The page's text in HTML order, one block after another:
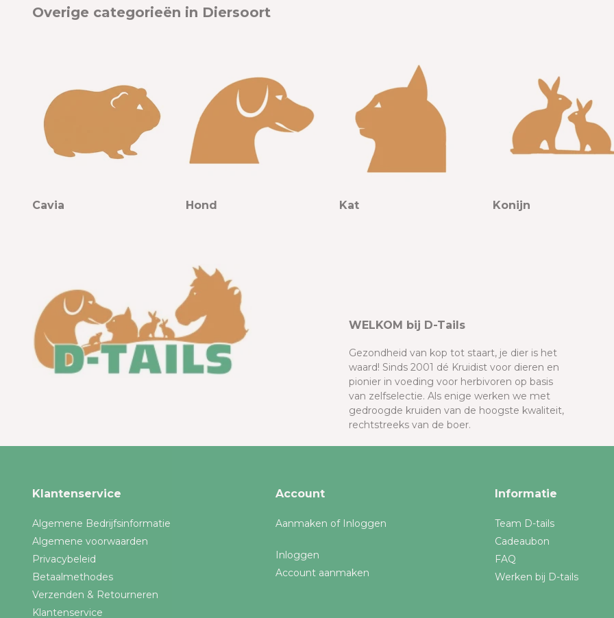
Overige categorieën in Diersoort
Cavia Hond Kat Konijn
WELKOM bij D-Tails
Gezondheid van kop tot staart, je dier is het
waard! Sinds 2001 dé Kruidist voor dieren en
pionier in voeding voor herbivoren op basis
van zelfselectie. Als enige werken we met
gedroogde kruiden van de hoogste kwaliteit,
rechtstreeks van de boer.
Klantenservice
Algemene Bedrijfsinformatie
Algemene voorwaarden
Privacybeleid
Betaalmethodes
Verzenden & Retourneren
Klantenservice
Account
Aanmaken of Inloggen
Inloggen
Account aanmaken
Informatie
Team D-tails
Cadeaubon
FAQ
Werken bij D-tails